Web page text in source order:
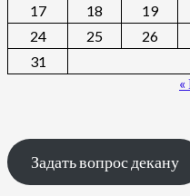
17
18 19
24
25 26
31
Задать вопрос декану